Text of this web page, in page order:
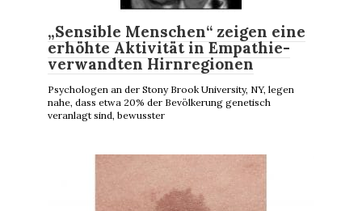
„Sensible Menschen“ zeigen eine
erhöhte Aktivität in Empathie-
verwandten Hirnregionen
Psychologen an der Stony Brook University, NY, legen
nahe, dass etwa 20% der Bevölkerung genetisch
veranlagt sind, bewusster